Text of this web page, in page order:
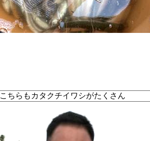
こちらもカタクチイワシがたくさん